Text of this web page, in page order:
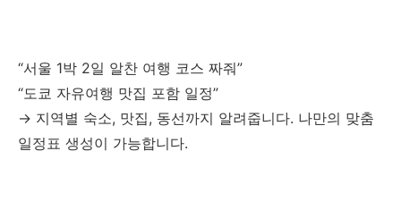
“서울 1박 2일 알찬 여행 코스 짜줘”
“도쿄 자유여행 맛집 포함 일정”
→ 지역별 숙소, 맛집, 동선까지 알려줍니다. 나만의 맞춤
일정표 생성이 가능합니다.